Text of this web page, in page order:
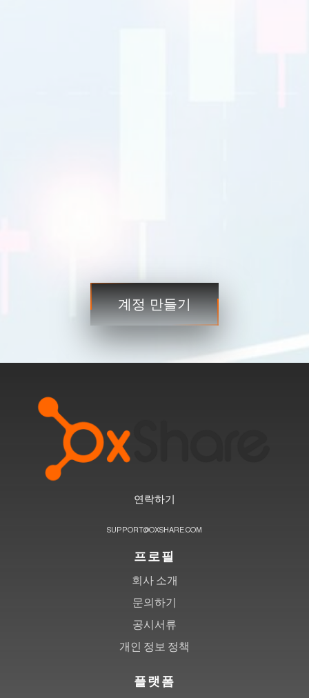
3단계거래
계정 만들기
연락하기
SUPPORT@OXSHARE.COM
프로필
회사 소개
문의하기
공시서류
개인 정보 정책
플랫폼